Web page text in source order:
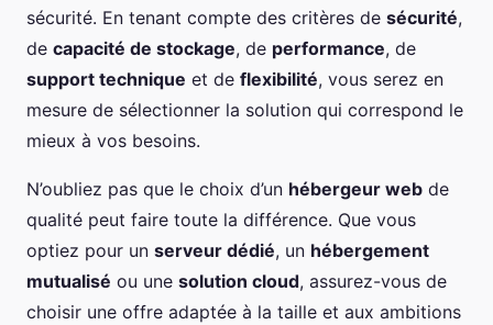
sécurité. En tenant compte des critères de sécurité,
de capacité de stockage, de performance, de
support technique et de flexibilité, vous serez en
mesure de sélectionner la solution qui correspond le
mieux à vos besoins.
N’oubliez pas que le choix d’un hébergeur web de
qualité peut faire toute la différence. Que vous
optiez pour un serveur dédié, un hébergement
mutualisé ou une solution cloud, assurez-vous de
choisir une offre adaptée à la taille et aux ambitions